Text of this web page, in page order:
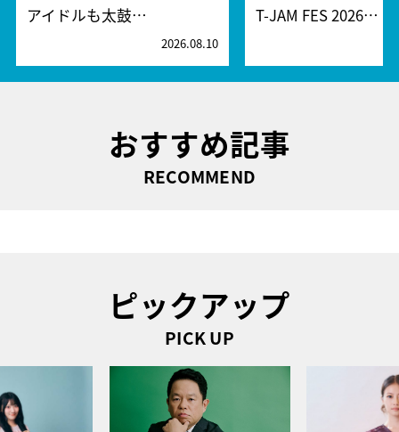
アイドルも太鼓…
2026.08.10
T-JAM FES 2026…
おすすめ記事
RECOMMEND
ピックアップ
PICK UP